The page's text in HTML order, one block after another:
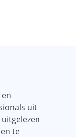
uit
te